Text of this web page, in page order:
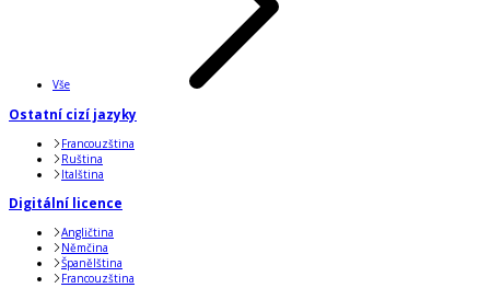
Vše
Ostatní cizí jazyky
Francouzština
Ruština
Italština
Digitální licence
Angličtina
Němčina
Španělština
Francouzština